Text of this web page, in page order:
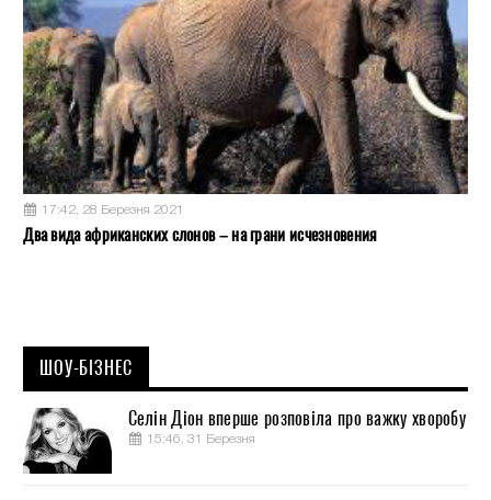
17:42, 28 Березня 2021
Два вида африканских слонов – на грани исчезновения
ШОУ-БІЗНЕС
Селін Діон вперше розповіла про важку хворобу
15:46, 31 Березня